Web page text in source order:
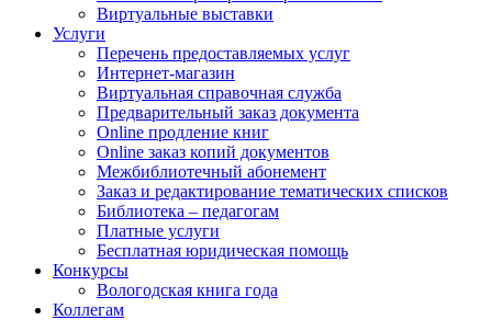
Виртуальные выставки
Услуги
Перечень предоставляемых услуг
Интернет-магазин
Виртуальная справочная служба
Предварительный заказ документа
Online продление книг
Online заказ копий документов
Межбиблиотечный абонемент
Заказ и редактирование тематических списков
Библиотека – педагогам
Платные услуги
Бесплатная юридическая помощь
Конкурсы
Вологодская книга года
Коллегам